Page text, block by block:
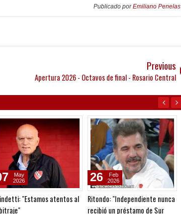
Publicado porEmiliano Penelas
Previous
Apertura 2026 - Octavos de final - Rosario Central
"Estamos atentos al
May
2026
Ritondo: "Independiente nunca
recibió un préstamo de Sur
26
Feb
2026